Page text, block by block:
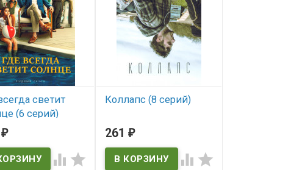
светит
(6 серий)
₽
 
Коллапс (8 серий)
261₽
 